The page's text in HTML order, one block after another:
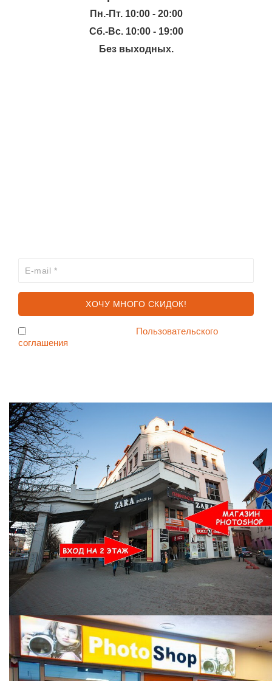
Пн.-Пт. 10:00 - 20:00
Сб.-Вс. 10:00 - 19:00
Без выходных.
Пользовательского
соглашения